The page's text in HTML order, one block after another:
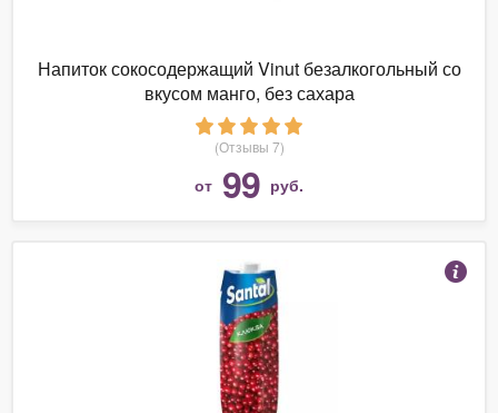
Напиток сокосодержащий Vinut безалкогольный со
вкусом манго, без сахара
(Отзывы 7)
от 99 руб.